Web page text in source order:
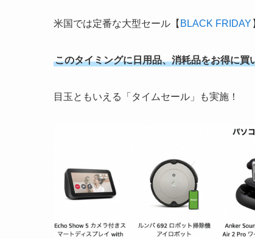
米国では定番な大型セール【 BLACK FRIDAY
このタイミングに日用品、消耗品をお得に買
目玉ともいえる「タイムセール」も実施！